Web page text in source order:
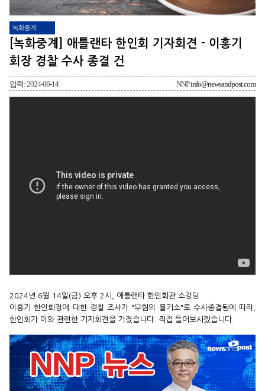
녹화중계
[녹화중계] 애틀랜타 한인회 기자회견 - 이홍기
회장 경찰 수사 종결 건
입력: 2024-06-14 NNPinfo@newsandpost.com
2024년 6월 14일(금) 오후 2시, 애틀랜타 한인회관 소강당
이홍기 한인회장에 대한 경찰 조사가 "무혐의 불기소"로 수사종결됨에 따라,
한인회가 이와 관련한 기자회견을 가졌습니다. 직접 들어보시겠습니다.